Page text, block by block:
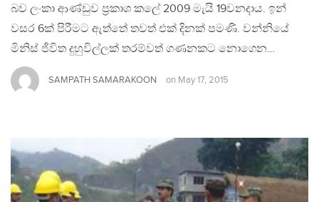
බව ලංකා ආණ්ඩුව ප්‍රකාශ කලේ 2009 මැයි 19වනදාය. ඉන්
වසර 6ක් පිරීමට ඇත්තේ තවත් එක් දිනක් පමණි. වන්නියේ
මිනිස් ජීවිත දුහුවිල්ලක් තරම්වත් ගණනකට නොගෙන…
SAMPATH SAMARAKOON on May 17, 2015